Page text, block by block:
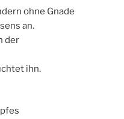
ohne Gnade
an.
der
ihn.